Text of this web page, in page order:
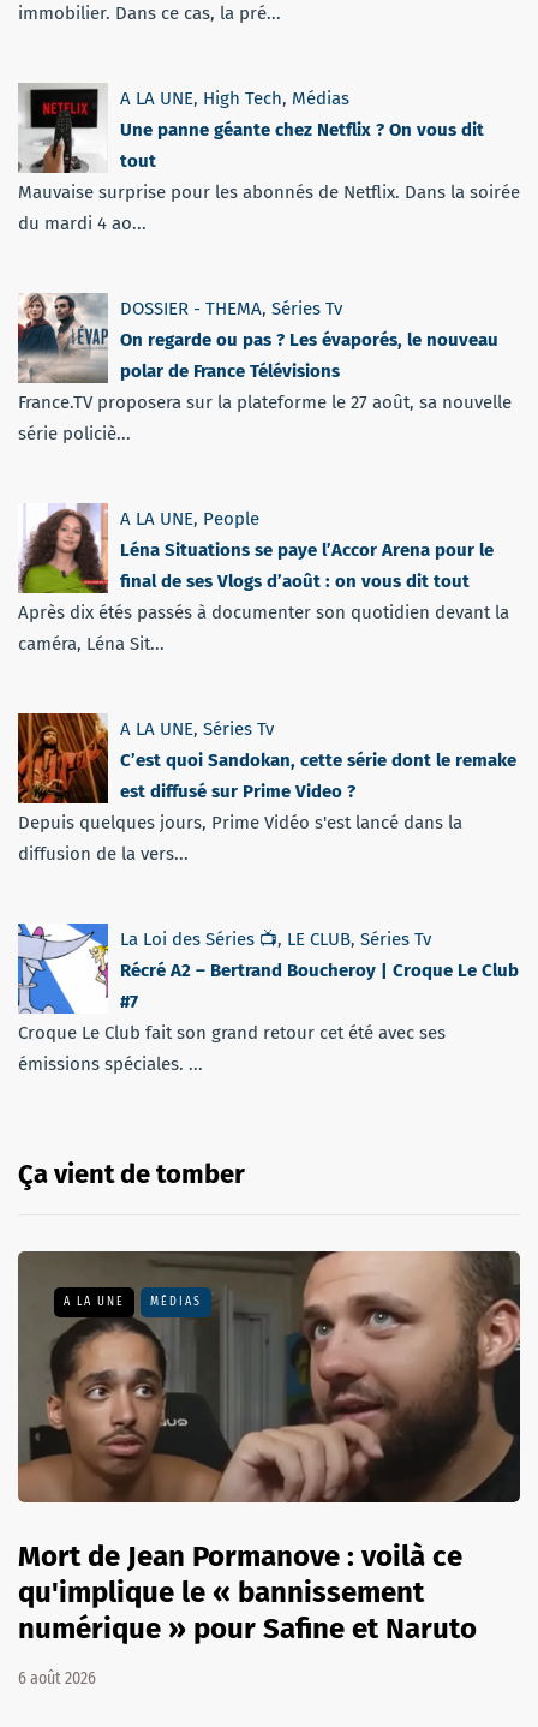
immobilier. Dans ce cas, la pré...
A LA UNE, High Tech, Médias
Une panne géante chez Netflix ? On vous dit
tout
Mauvaise surprise pour les abonnés de Netflix. Dans la soirée
du mardi 4 ao...
DOSSIER - THEMA, Séries Tv
On regarde ou pas ? Les évaporés, le nouveau
polar de France Télévisions
France.TV proposera sur la plateforme le 27 août, sa nouvelle
série policiè...
A LA UNE, People
Léna Situations se paye l’Accor Arena pour le
final de ses Vlogs d’août : on vous dit tout
Après dix étés passés à documenter son quotidien devant la
caméra, Léna Sit...
A LA UNE, Séries Tv
C’est quoi Sandokan, cette série dont le remake
est diffusé sur Prime Video ?
Depuis quelques jours, Prime Vidéo s'est lancé dans la
diffusion de la vers...
La Loi des Séries 📺, LE CLUB, Séries Tv
Récré A2 – Bertrand Boucheroy | Croque Le Club
#7
Croque Le Club fait son grand retour cet été avec ses
émissions spéciales. ...
Ça vient de tomber
A LA UNE MÉDIAS
Mort de Jean Pormanove : voilà ce
qu'implique le « bannissement
numérique » pour Safine et Naruto
6 août 2026